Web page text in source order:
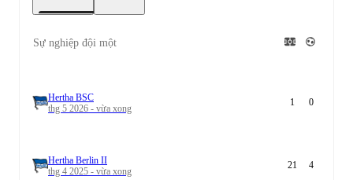
Sự nghiệp đội một
Hertha BSC
thg 5 2026 - vừa xong
1 0
Hertha Berlin II
thg 4 2025 - vừa xong
21 4